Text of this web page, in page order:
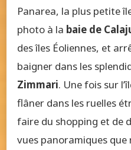
Panarea, la plus petite
photo à la baie de
des îles Éoliennes, et
baigner dans les
Zimmari. Une fois sur
flâner dans les ruelles
faire du shopping et de
vues panoramiques que